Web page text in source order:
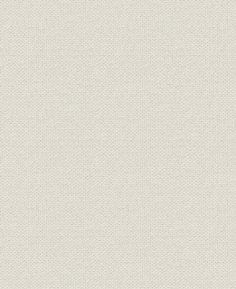
外物価新報」と題し創刊
創刊の経緯
経営
る
」と改題
新社屋
次ぐ新企画